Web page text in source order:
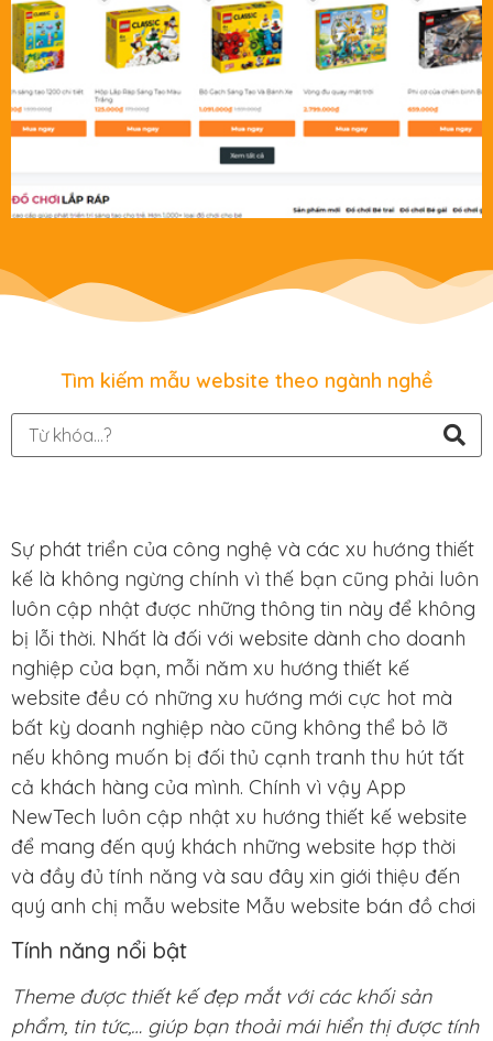
Tìm kiếm mẫu website theo ngành nghề
Sự phát triển của công nghệ và các xu hướng thiết
kế là không ngừng chính vì thế bạn cũng phải luôn
luôn cập nhật được những thông tin này để không
bị lỗi thời. Nhất là đối với website dành cho doanh
nghiệp của bạn, mỗi năm xu hướng thiết kế
website đều có những xu hướng mới cực hot mà
bất kỳ doanh nghiệp nào cũng không thể bỏ lỡ
nếu không muốn bị đối thủ cạnh tranh thu hút tất
cả khách hàng của mình. Chính vì vậy App
NewTech luôn cập nhật xu hướng thiết kế website
để mang đến quý khách những website hợp thời
và đầy đủ tính năng và sau đây xin giới thiệu đến
quý anh chị mẫu website Mẫu website bán đồ chơi
Tính năng nổi bật
Theme được thiết kế đẹp mắt với các khối sản
phẩm, tin tức,… giúp bạn thoải mái hiển thị được tính